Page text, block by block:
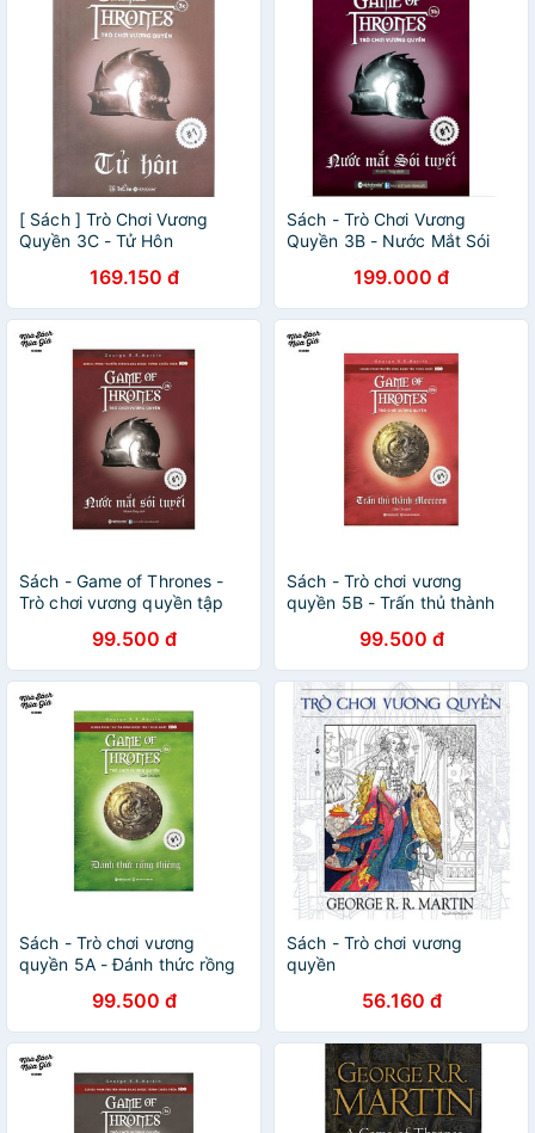
[ Sách ] Trò Chơi Vương
Quyền 3C - Tử Hôn
169.150 đ
Sách - Trò Chơi Vương
Quyền 3B - Nước Mắt Sói
199.000 đ
Sách - Game of Thrones -
Trò chơi vương quyền tập
bản 2019)99.500 đ
Sách - Trò chơi vương
quyền 5B - Trấn thủ thành
99.500 đ
Sách - Trò chơi vương
quyền 5A - Đánh thức rồng
99.500 đ
Sách - Trò chơi vương
quyền
56.160 đ